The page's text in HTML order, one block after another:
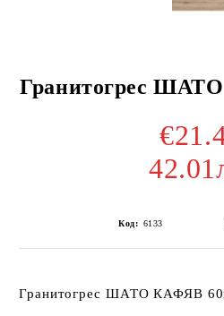
Гранитогрес
Код: 6133
Гранитогрес ШАТО КАФЯВ